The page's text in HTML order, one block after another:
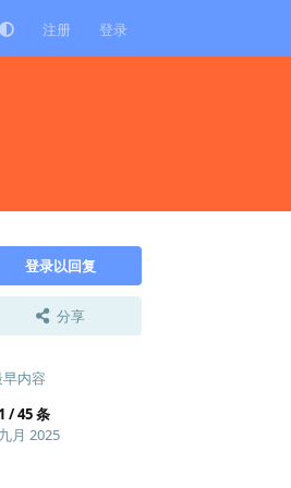
注册 登录
登录以回复
分享
内容
1 /45条
九月 2025